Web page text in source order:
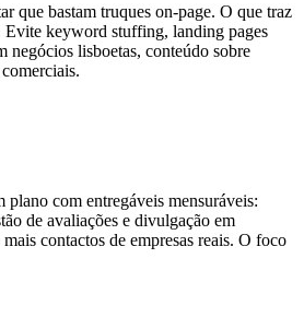
que bastam truques on-page. O que traz
Evite keyword stuffing, landing pages
negócios lisboetas, conteúdo sobre
com entregáveis mensuráveis:
de avaliações e divulgação em
contactos de empresas reais. O foco